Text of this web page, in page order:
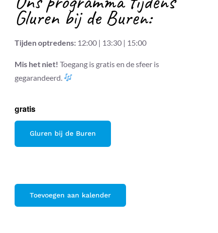
Gluren bij de Buren:
Tijden optredens: 12:00 | 13:30 | 15:00
Mis het niet! Toegang is gratis en de sfeer is
gegarandeerd.
gratis
Gluren bij de Buren
Toevoegen aan kalender